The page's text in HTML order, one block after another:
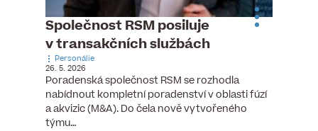
Společnost RSM posiluje
v transakčních službách
Personálie
26. 5. 2026
Poradenská společnost RSM se rozhodla
nabídnout kompletní poradenství v oblasti fúzí
a akvizic (M&A). Do čela nově vytvořeného
týmu…